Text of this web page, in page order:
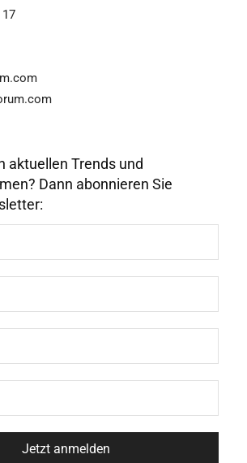
aktuellen Trends und
Dann abonnieren Sie